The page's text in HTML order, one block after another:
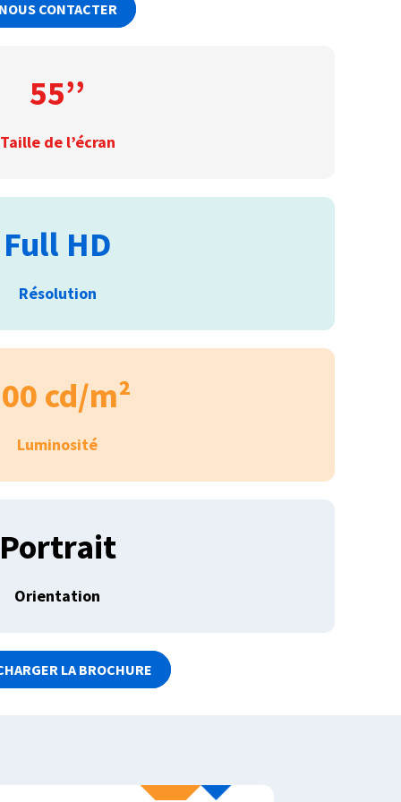
CONTACTER
55’’
Taille de l’écran
Full HD
Résolution
cd/m²
Luminosité
Orientation
LA BROCHURE